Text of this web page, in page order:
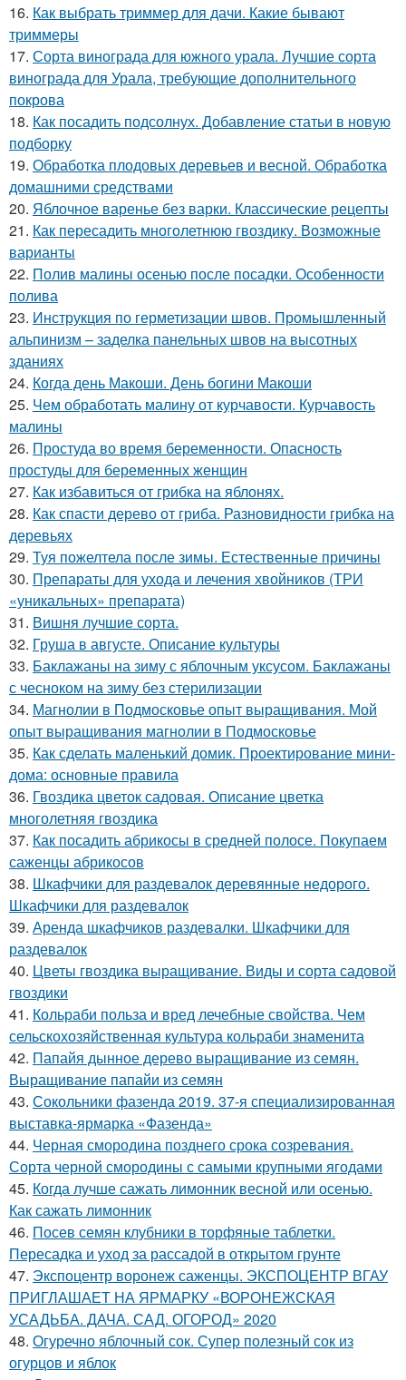
16. Как выбрать триммер для дачи. Какие бывают
триммеры
17. Сорта винограда для южного урала. Лучшие сорта
винограда для Урала, требующие дополнительного
покрова
18. Как посадить подсолнух. Добавление статьи в новую
подборку
19. Обработка плодовых деревьев и весной. Обработка
домашними средствами
20. Яблочное варенье без варки. Классические рецепты
21. Как пересадить многолетнюю гвоздику. Возможные
варианты
22. Полив малины осенью после посадки. Особенности
полива
23. Инструкция по герметизации швов. Промышленный
альпинизм – заделка панельных швов на высотных
зданиях
24. Когда день Макоши. День богини Макоши
25. Чем обработать малину от курчавости. Курчавость
малины
26. Простуда во время беременности. Опасность
простуды для беременных женщин
27. Как избавиться от грибка на яблонях.
28. Как спасти дерево от гриба. Разновидности грибка на
деревьях
29. Туя пожелтела после зимы. Естественные причины
30. Препараты для ухода и лечения хвойников (ТРИ
«уникальных» препарата)
31. Вишня лучшие сорта.
32. Груша в августе. Описание культуры
33. Баклажаны на зиму с яблочным уксусом. Баклажаны
с чесноком на зиму без стерилизации
34. Магнолии в Подмосковье опыт выращивания. Мой
опыт выращивания магнолии в Подмосковье
35. Как сделать маленький домик. Проектирование мини-
дома: основные правила
36. Гвоздика цветок садовая. Описание цветка
многолетняя гвоздика
37. Как посадить абрикосы в средней полосе. Покупаем
саженцы абрикосов
38. Шкафчики для раздевалок деревянные недорого.
Шкафчики для раздевалок
39. Аренда шкафчиков раздевалки. Шкафчики для
раздевалок
40. Цветы гвоздика выращивание. Виды и сорта садовой
гвоздики
41. Кольраби польза и вред лечебные свойства. Чем
сельскохозяйственная культура кольраби знаменита
42. Папайя дынное дерево выращивание из семян.
Выращивание папайи из семян
43. Сокольники фазенда 2019. 37-я специализированная
выставка-ярмарка «Фазенда»
44. Черная смородина позднего срока созревания.
Сорта черной смородины с самыми крупными ягодами
45. Когда лучше сажать лимонник весной или осенью.
Как сажать лимонник
46. Посев семян клубники в торфяные таблетки.
Пересадка и уход за рассадой в открытом грунте
47. Экспоцентр воронеж саженцы. ЭКСПОЦЕНТР ВГАУ
ПРИГЛАШАЕТ НА ЯРМАРКУ «ВОРОНЕЖСКАЯ
УСАДЬБА. ДАЧА. САД. ОГОРОД» 2020
48. Огуречно яблочный сок. Супер полезный сок из
огурцов и яблок